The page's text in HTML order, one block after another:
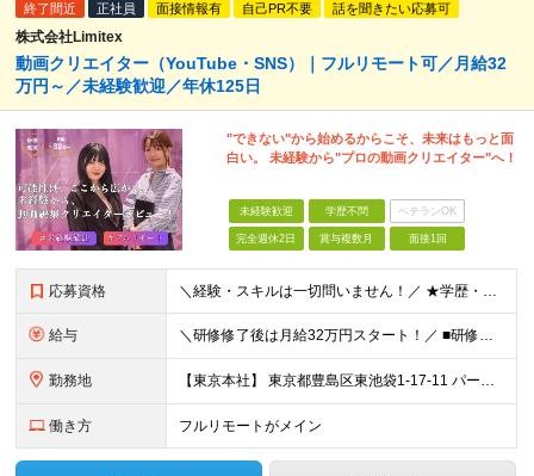
終了間近 正社員 面接情報有 自己PR不要 話を聞きたい応募可
株式会社Limitex
動画クリエイター（YouTube・SNS）｜フルリモート可／月給32
万円～／未経験歓迎／年休125日
"できない"から始めるからこそ、未来はもっと面
白い。 未経験から"プロの動画クリエイター"へ！
未経験歓迎 学歴不問 ベテランOK
完全週休2日 賞与複数月 面接1回
応募資格 ＼経験・スキルは一切問いません！／ ★学歴・職歴不問 ★未経験・第二新卒歓迎！ ★正社員デビューも応援します！
給与 ＼研修修了後は月給32万円スタート！／ ■研修修了後 月給32万円＋賞与＋インセンティブ賞与 ※残業代は別途支給 ▽研修期間（6カ月）▽ 【経験者】 （営業・接客・マーケティングなどの経験をお持
勤務地 【東京本社】 東京都豊島区東池袋1-17-11 パークハイツ池袋
働き方 フルリモートがメイン